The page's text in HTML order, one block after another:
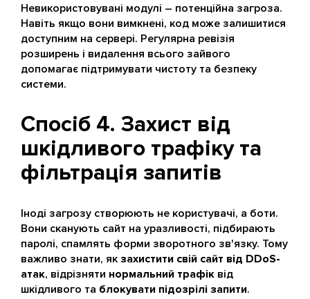
Невикористовувані модулі – потенційна загроза.
Навіть якщо вони вимкнені, код може залишитися
доступним на сервері. Регулярна ревізія
розширень і видалення всього зайвого
допомагає підтримувати чистоту та безпеку
системи.
Спосіб 4. Захист від
шкідливого трафіку та
фільтрація запитів
Іноді загрозу створюють не користувачі, а боти.
Вони сканують сайт на уразливості, підбирають
паролі, спамлять форми зворотного зв'язку. Тому
важливо знати, як захистити свій сайт від DDoS-
атак, відрізняти нормальний трафік від
шкідливого та блокувати підозрілі запити.